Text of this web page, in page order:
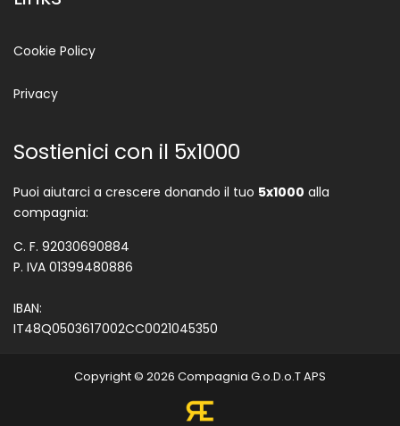
Cookie Policy
Privacy
Sostienici con il 5x1000
Puoi aiutarci a crescere donando il tuo 5x1000 alla
compagnia:
C. F. 92030690884
P. IVA 01399480886
IBAN:
IT48Q0503617002CC0021045350
Copyright © 2026 Compagnia G.o.D.o.T APS